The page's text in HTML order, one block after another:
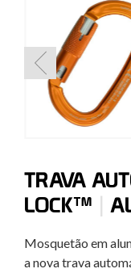
TRAVA
LOCK™ |
Mosquetão em
a nova trava